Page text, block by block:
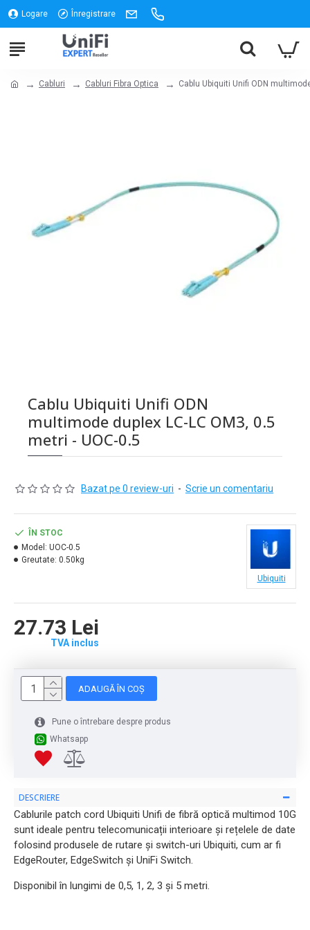
Logare Înregistrare
Cabluri Cabluri Fibra Optica Cablu Ubiquiti Unifi ODN
Cablu Ubiquiti Unifi ODN
multimode duplex LC-LC OM3, 0.5
metri - UOC-0.5
Bazat pe 0 review-uri - Scrie un comentariu
27.73 Lei
TVA inclus
ÎN STOC
Model: UOC-0.5
Greutate: 0.50kg
Ubiquiti
ADAUGĂ ÎN COȘ
Pune o întrebare despre produs
Whatsapp
DESCRIERE
Cablurile patch cord Ubiquiti Unifi de fibră optică multimod 10G
sunt ideale pentru telecomunicații interioare și rețelele de date
folosind produsele de rutare și switch-uri Ubiquiti, cum ar fi
EdgeRouter, EdgeSwitch și UniFi Switch.
Disponibil în lungimi de 0,5, 1, 2, 3 și 5 metri.